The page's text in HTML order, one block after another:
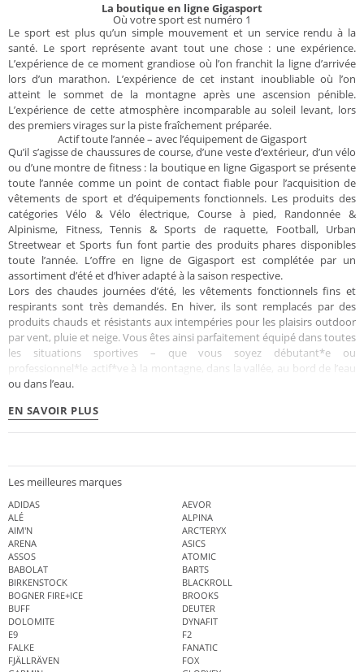
La boutique en ligne Gigasport
Où votre sport est numéro 1
Le sport est plus qu’un simple mouvement et un service rendu à la
santé. Le sport représente avant tout une chose : une expérience.
L’expérience de ce moment grandiose où l’on franchit la ligne d’arrivée
lors d’un marathon. L’expérience de cet instant inoubliable où l’on
atteint le sommet de la montagne après une ascension pénible.
L’expérience de cette atmosphère incomparable au soleil levant, lors
des premiers virages sur la piste fraîchement préparée.
Actif toute l’année – avec l’équipement de Gigasport
Qu’il s’agisse de chaussures de course, d’une veste d’extérieur, d’un vélo
ou d’une montre de fitness : la boutique en ligne Gigasport se présente
toute l’année comme un point de contact fiable pour l’acquisition de
vêtements de sport et d’équipements fonctionnels. Les produits des
catégories Vélo & Vélo électrique, Course à pied, Randonnée &
Alpinisme, Fitness, Tennis & Sports de raquette, Football, Urban
Streetwear et Sports fun font partie des produits phares disponibles
toute l’année. L’offre en ligne de Gigasport est complétée par un
assortiment d’été et d’hiver adapté à la saison respective.
Lors des chaudes journées d’été, les vêtements fonctionnels fins et
respirants sont très demandés. En hiver, ils sont remplacés par des
produits chauds et résistants aux intempéries pour les plaisirs outdoor
par vent, pluie et neige. Vous êtes ainsi parfaitement équipé dans toutes
les situations sportives – que vous soyez débutant*e ou
professionnel*le actif*ve à la montagne, dans la vallée, au bord de l’eau
ou dans l’eau.
EN SAVOIR PLUS
Les meilleures marques
ADIDAS
AEVOR
ALÉ
ALPINA
AIM'N
ARC'TERYX
ARENA
ASICS
ASSOS
ATOMIC
BABOLAT
BARTS
BIRKENSTOCK
BLACKROLL
BOGNER FIRE+ICE
BROOKS
BUFF
DEUTER
DOLOMITE
DYNAFIT
E9
F2
FALKE
FANATIC
FJÄLLRÄVEN
FOX